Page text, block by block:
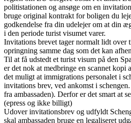
politistationen og ansøge om en
bruge original kontrakt for boligen du
godkendelse fra din udelejer om at din
i den periode turist visumet varer.
Invitations brevet tager normalt lidt over
opringning samme dag som det kan
Til at få udstedt et turist visum på den
er det nok at medbringe en scannet kopi
det muligt at immigrations personalet i
invitations brev, ved ankomst i
fra ambassaden). Derfor er det smart at
(epress og ikke billigt)
Udover invitationsbrev og udfyldt
skal ambassaden bruge en legaliseret